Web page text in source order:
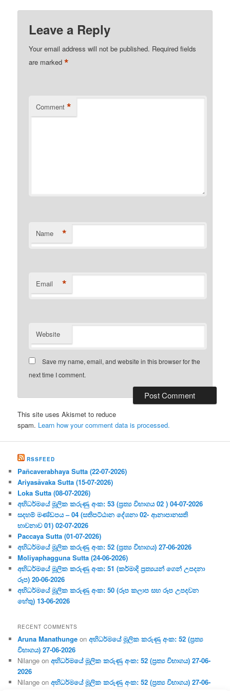
Kindle
Leave a Reply
Your email address will not be published. Required fields
are marked*
Comment *
Name *
Email *
Website
Save my name, email, and website in this browser for the
next time I comment.
This site uses Akismet to reduce
spam. Learn how your comment data is processed.
RSSFEED
Pañcaverabhaya Sutta (22-07-2026)
Ariyasāvaka Sutta (15-07-2026)
Loka Sutta (08-07-2026)
අභිධර්මයේ මූලික කරුණු අංක: 53 (ප්‍ර‍ත්‍ය විභාගය 02 ) 04-07-2026
සදහම් මණ්ඩපය – 04 (සතිපට්ඨාන දේශනා 02- ආනාපානසති
භාවනාව 01) 02-07-2026
Paccaya Sutta (01-07-2026)
අභිධර්මයේ මූලික කරුණු අංක: 52 (ප්‍ර‍ත්‍ය විභාගය) 27-06-2026
Moliyaphagguna Sutta (24-06-2026)
අභිධර්මයේ මූලික කරුණු අංක: 51 (කර්මාදි ප්‍ර‍ත්‍යයන් ගෙන් උපදනා
රූප) 20-06-2026
අභිධර්මයේ මූලික කරුණු අංක: 50 (රූප කලාප සහ රූප උපදවන
හේතු) 13-06-2026
RECENT COMMENTS
Aruna Manathunge onඅභිධර්මයේ මූලික කරුණු අංක: 52 (ප්‍ර‍ත්‍ය
විභාගය) 27-06-2026
Nilange onඅභිධර්මයේ මූලික කරුණු අංක: 52 (ප්‍ර‍ත්‍ය විභාගය) 27-06-
2026
Nilange onඅභිධර්මයේ මූලික කරුණු අංක: 52 (ප්‍ර‍ත්‍ය විභාගය) 27-06-